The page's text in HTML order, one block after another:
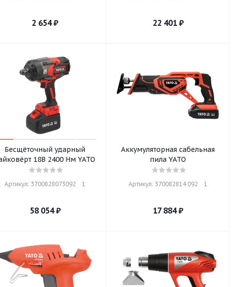
2 654₽ 22 401₽
Бесщёточный ударный
гайковёрт 18В 2400 Нм YATO
Артикул: 3700828073092    1
58 054₽
Аккумуляторная сабельная
пила YATO
Артикул: 370082814 092    1
17 884₽